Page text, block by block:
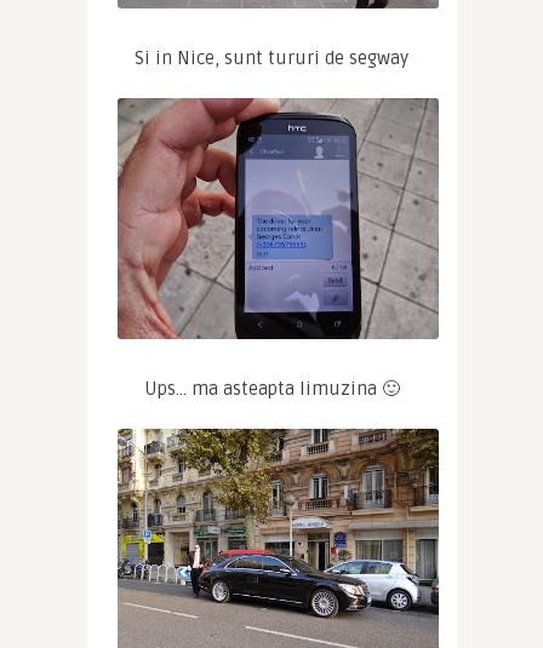
Si in Nice, sunt tururi de segway
Ups… ma asteapta limuzina 🙂